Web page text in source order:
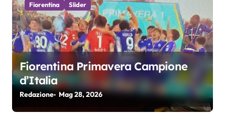
Fiorentina Slider
Fiorentina Primavera Campione
d’Italia
Redazione Mag 28, 2026